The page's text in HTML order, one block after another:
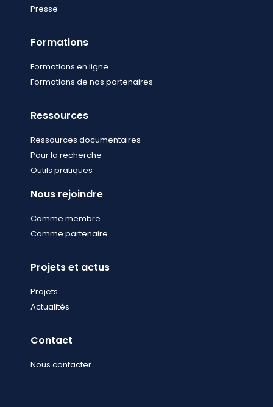
Presse
Formations
Formations en ligne
Formations de nos partenaires
Ressources
Ressources documentaires
Pour la recherche
Outils pratiques
Nous rejoindre
Comme membre
Comme partenaire
Projets et actus
Projets
Actualités
Contact
Nous contacter